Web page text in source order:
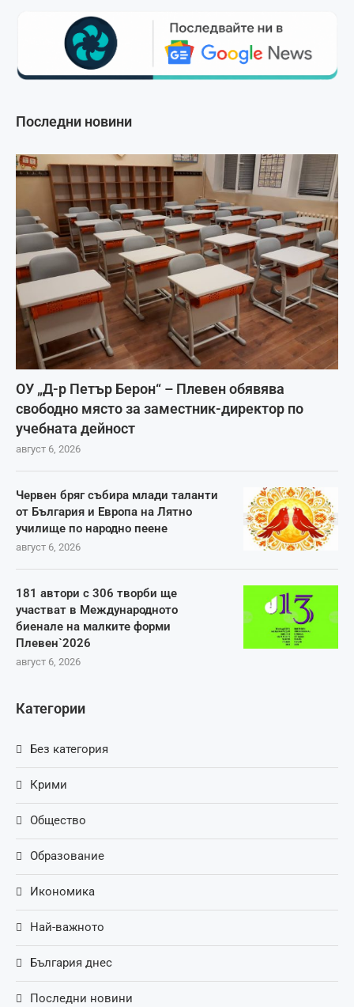
Последни новини
ОУ „Д-р Петър Берон“ – Плевен обявява
свободно място за заместник-директор по
учебната дейност
август 6, 2026
Червен бряг събира млади таланти
от България и Европа на Лятно
училище по народно пеене
август 6, 2026
181 автори с 306 творби ще
участват в Международното
биенале на малките форми
Плевен`2026
август 6, 2026
Категории
Без категория
Крими
Общество
Образование
Икономика
Най-важното
България днес
Последни новини